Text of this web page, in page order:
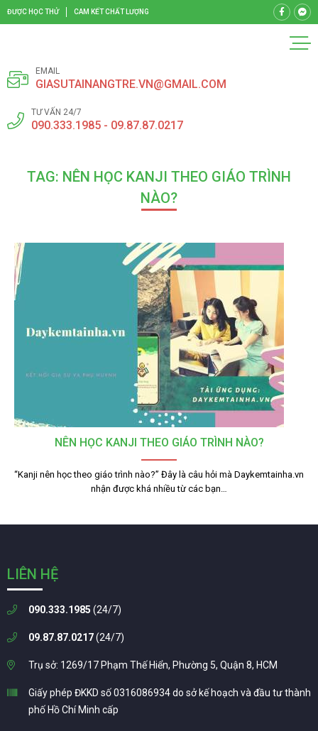
ĐƯỢC HỌC THỬ CAM KẾT CHẤT LƯỢNG
EMAIL
GIASUTAINANGTRE.VN@GMAIL.COM
TƯ VẤN 24/7
090.333.1985 - 09.87.87.0217
TAG: NÊN HỌC KANJI THEO GIÁO TRÌNH
NÀO?
NÊN HỌC KANJI THEO GIÁO TRÌNH NÀO?
“Kanji nên học theo giáo trình nào?” Đây là câu hỏi mà Daykemtainha.vn
nhận được khá nhiều từ các bạn…
LIÊN HỆ
090.333.1985 (24/7)
09.87.87.0217(24/7)
Trụ sở: 1269/17 Phạm Thế Hiển, Phường 5, Quận 8, HCM
Giấy phép ĐKKD số 0316086934 do sở kế hoạch và đầu tư thành
phố Hồ Chí Minh cấp